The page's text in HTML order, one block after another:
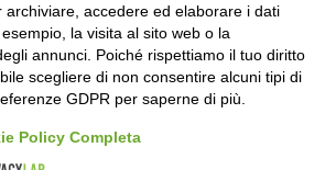
Lun-ven
– 12:10 / 14:00 – 18:10
Sabato
08:00 – 12:10
archiviare, accedere ed elaborare i dati
la visita al sito web o la
annunci. Poiché rispettiamo il tuo diritto
scegliere di non consentire alcuni tipi di
GDPR per saperne di più.
Policy Completa